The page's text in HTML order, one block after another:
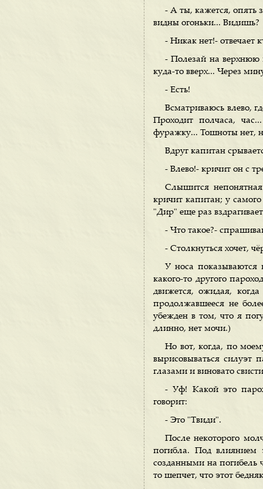
- А ты, кажется, опять
видны огоньки... Видишь?
- Никак нет!- отвечает
- Полезай на верхнюю
куда-то вверх... Через
- Есть!
Всматриваюсь влево,
Проходит полчаса,
фуражку... Тошноты нет,
Вдруг капитан
- Влево!- кричит он с
Слышится непонятная
кричит капитан; у
"Дир" еще раз
- Что такое?-
- Столкнуться хочет,
У носа показываются
какого-то другого
движется, ожидая,
продолжавшееся не
убежден в том, что я
длинно, нет мочи.)
Но вот, когда, по
вырисовываться силуэт
глазами и виновато
- Уф! Какой это
говорит:
- Это "Твиди".
После некоторого
погибла. Под влиянием
созданными на погибель
то шепчет, что этот